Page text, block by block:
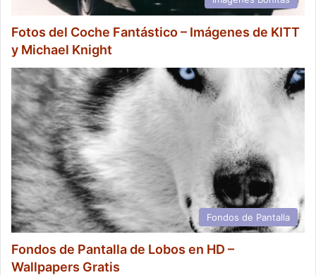
Fotos del Coche Fantástico – Imágenes de KITT
y Michael Knight
Fondos de Pantalla
Fondos de Pantalla de Lobos en HD –
Wallpapers Gratis